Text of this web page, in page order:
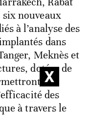
nouveaux
à l’analyse des
dans
Meknès et
dotées de
de
des
à travers le